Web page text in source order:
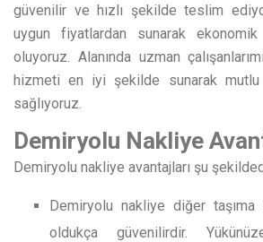
güvenilir ve hızlı şekilde teslim
uygun fiyatlardan sunarak
oluyoruz. Alanında uzman
hizmeti en iyi şekilde sunarak mutlu
sağlıyoruz.
Demiryolu Nakliye
Demiryolu nakliye avantajları şu
Demiryolu nakliye diğer
oldukça güvenilirdir.